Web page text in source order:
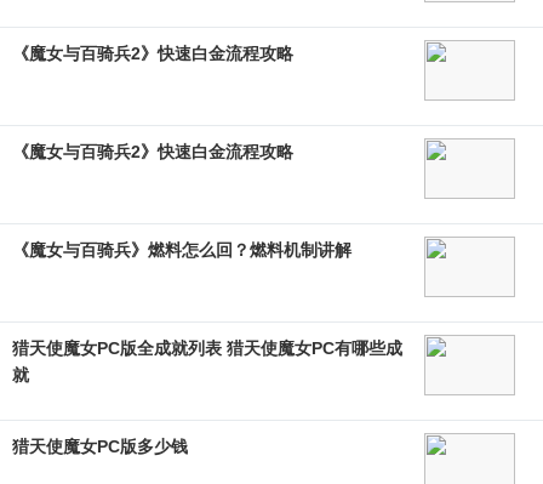
《魔女与百骑兵2》快速白金流程攻略
《魔女与百骑兵2》快速白金流程攻略
《魔女与百骑兵》燃料怎么回？燃料机制讲解
猎天使魔女PC版全成就列表 猎天使魔女PC有哪些成
就
猎天使魔女PC版多少钱